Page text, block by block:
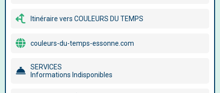
Itinéraire vers COULEURS DU TEMPS
couleurs-du-temps-essonne.com
SERVICES
Informations Indisponibles